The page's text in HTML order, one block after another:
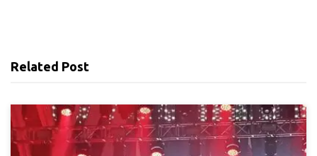
Related Post